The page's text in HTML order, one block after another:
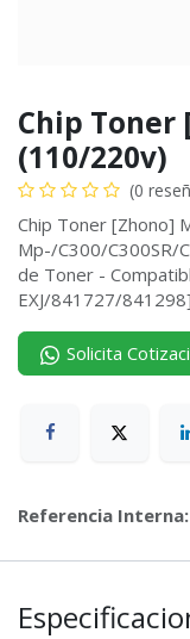
Chip Toner
(110/220v)
(0
Chip Toner [Zhono]
Mp-/C300/C300SR/
de Toner -
EXJ/841727/841298]
Solicita
Referencia Interna: